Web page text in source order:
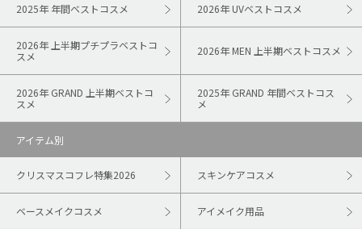
2025年 年間ベストコスメ 2026年 UVベストコスメ
2026年 上半期プチプラベストコ
スメ
2026年 MEN 上半期ベストコスメ
2026年 GRAND 上半期ベストコ
スメ
2025年 GRAND 年間ベストコス
メ
アイテム別
クリスマスコフレ特集2026 スキンケアコスメ
ベースメイクコスメ アイメイク用品